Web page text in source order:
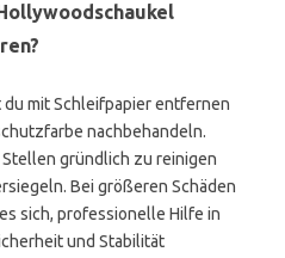
mit Schleifpapier entfernen
nachbehandeln.
gründlich zu reinigen
Bei größeren Schäden
sich, professionelle Hilfe in
und Stabilität